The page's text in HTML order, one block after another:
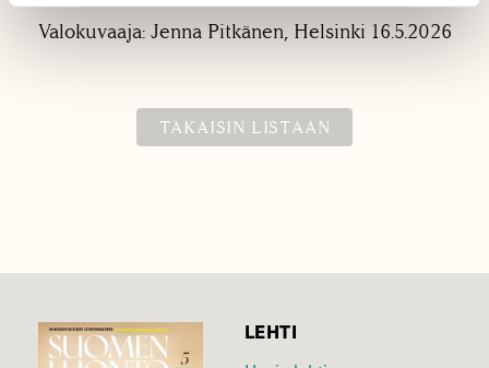
Valokuvaaja: Jenna Pitkänen, Helsinki 16.5.2026
TAKAISIN LISTAAN
LEHTI